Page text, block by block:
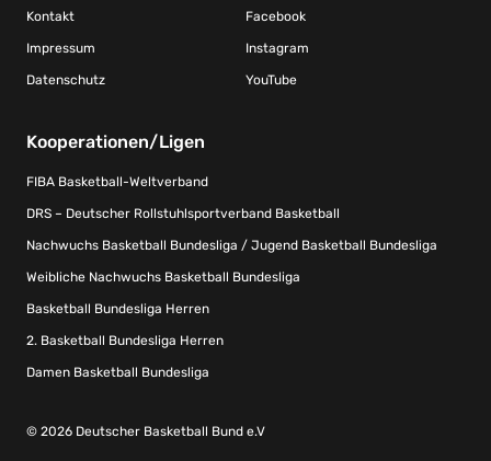
Kontakt
Impressum
Datenschutz
Facebook
Instagram
YouTube
Kooperationen/Ligen
FIBA Basketball-Weltverband
DRS – Deutscher Rollstuhlsportverband Basketball
Nachwuchs Basketball Bundesliga / Jugend Basketball Bundesliga
Weibliche Nachwuchs Basketball Bundesliga
Basketball Bundesliga Herren
2. Basketball Bundesliga Herren
Damen Basketball Bundesliga
© 2026 Deutscher Basketball Bund e.V